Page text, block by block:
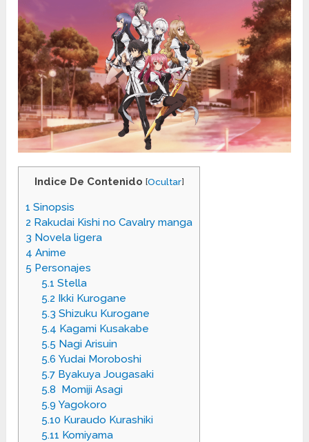
Indice De Contenido [Ocultar]
1 Sinopsis
2 Rakudai Kishi no Cavalry manga
3 Novela ligera
4 Anime
5 Personajes
5.1 Stella
5.2 Ikki Kurogane
5.3 Shizuku Kurogane
5.4 Kagami Kusakabe
5.5 Nagi Arisuin
5.6 Yudai Moroboshi
5.7Byakuya Jougasaki
5.8 Momiji Asagi
5.9 Yagokoro
5.10 Kuraudo Kurashiki
5.11 Komiyama